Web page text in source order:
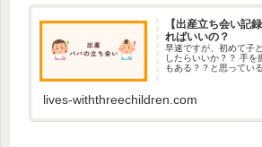
【出産立ち会い記
ればいいの？
早速ですが、初めて子
したらいいか？？ 手を
もある？？と思ってい
始まったらできること ...
lives-withthreechildren.com